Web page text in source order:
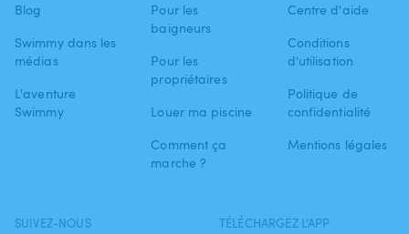
Blog
Swimmy dans les
médias
L'aventure
Swimmy
Pour les
baigneurs
Pour les
propriétaires
Louer ma piscine
Comment ça
marche ?
Centre d'aide
Conditions
d'utilisation
Politique de
confidentialité
Mentions légales
SUIVEZ-NOUS TÉLÉCHARGEZ L'APP